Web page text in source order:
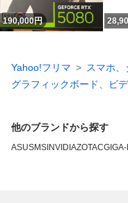
190,000円
Yahoo!フリマ スマホ
グラフィックボード、ビ
他のブランドから探す
ASUSMSI NVIDIAZOTAC